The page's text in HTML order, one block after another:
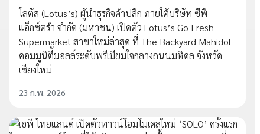
โลตัส (Lotus’s) ผู้นำธุรกิจค้าปลีก ภายใต้บริษัท ซีพี
แอ็กซ์ตร้า จำกัด (มหาชน) เปิดตัว Lotus’s Go Fresh
Supermarket สาขาใหม่ล่าสุด ที่ The Backyard Mahidol
คอมมูนิตี้มอลล์ระดับพรีเมียมใจกลางถนนมหิดล จังหวัด
เชียงใหม่
23 ก.พ. 2026